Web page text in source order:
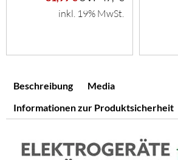
inkl. 19% MwSt.
Beschreibung
Media
Informationen zur Produktsicherheit